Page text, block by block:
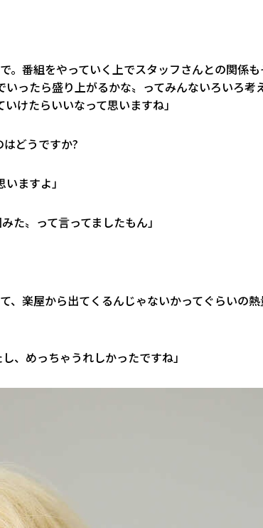
。番組をやっていく上でスタッフさんとの関係も
ったら盛り上がるかな〟ってみんないろいろ考
けたらいいなって思いますね」
はどうですか?
ますよ」
た〟って言ってましたもん」
、楽屋から出てくるんじゃないかってぐらいの
、めっちゃうれしかったですね」